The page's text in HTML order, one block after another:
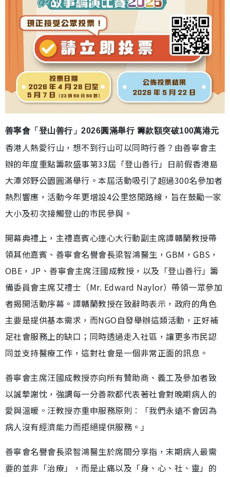
善寧會「登山善行」2026圓滿舉行 籌款額突破100萬港元
香港人熱愛行山，想不到行山可以同時行善？由善寧會主
辦的年度重點籌款盛事第33屆「登山善行」日前假香港島
大潭郊野公園圓滿舉行。本屆活動吸引了超過300名參加者
熱烈響應，活動今年更增設4公里悠閒路線，旨在鼓勵一家
大小及初次接觸登山的市民參與。
開幕典禮上，主禮嘉賓心連心大行動副主席譚贛蘭教授帶
領其他嘉賓、善寧會名譽會長梁智鴻醫生，GBM，GBS，
OBE，JP、善寧會主席汪國成教授，以及「登山善行」籌
備委員會主席艾禮士（Mr. Edward Naylor）帶領一眾參加
者揭開活動序幕。譚贛蘭教授在致辭時表示，政府的角色
主要是提供基本需求，而NGO自發舉辦這類活動，正好補
足社會服務上的缺口；同時透過走入社區，讓更多市民認
同並支持醫療工作，這對社會是一個非常正面的訊息。
善寧會主席汪國成教授亦向所有贊助商、義工及參加者致
以誠摯謝忱，強調每一分善款都代表著社會對晚期病人的
愛與溫暖。汪教授亦重申服務原則︰「我們永遠不會因為
病人沒有經濟能力而拒絕提供服務。」
善寧會名譽會長梁智鴻醫生於席間分享指，末期病人最需
要的並非「治療」，而是止痛以及「身、心、社、靈」的